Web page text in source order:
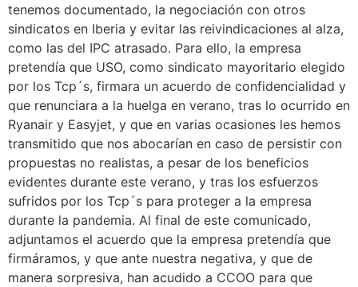
tenemos documentado, la negociación con otros
sindicatos en Iberia y evitar las reivindicaciones al alza,
como las del IPC atrasado. Para ello, la empresa
pretendía que USO, como sindicato mayoritario elegido
por los Tcp´s, firmara un acuerdo de confidencialidad y
que renunciara a la huelga en verano, tras lo ocurrido en
Ryanair y Easyjet, y que en varias ocasiones les hemos
transmitido que nos abocarían en caso de persistir con
propuestas no realistas, a pesar de los beneficios
evidentes durante este verano, y tras los esfuerzos
sufridos por los Tcp´s para proteger a la empresa
durante la pandemia. Al final de este comunicado,
adjuntamos el acuerdo que la empresa pretendía que
firmáramos, y que ante nuestra negativa, y que de
manera sorpresiva, han acudido a CCOO para que